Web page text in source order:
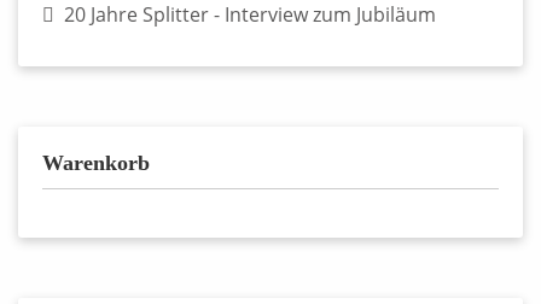
20 Jahre Splitter - Interview zum Jubiläum
Warenkorb